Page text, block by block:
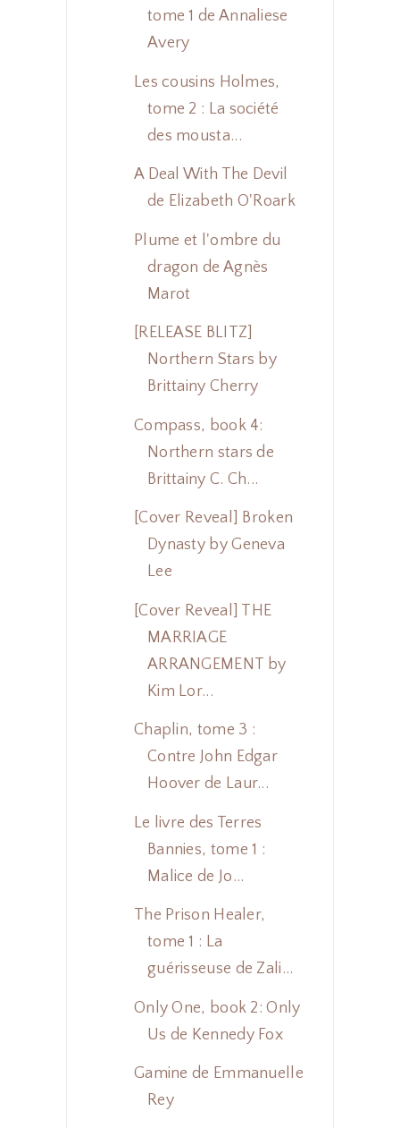
tome 1 de Annaliese
Avery
Les cousins Holmes,
tome 2 : La société
des mousta...
A Deal With The Devil
de Elizabeth O'Roark
Plume et l'ombre du
dragon de Agnès
Marot
[RELEASE BLITZ]
Northern Stars by
Brittainy Cherry
Compass, book 4:
Northern stars de
Brittainy C. Ch...
[Cover Reveal] Broken
Dynasty by Geneva
Lee
[Cover Reveal] THE
MARRIAGE
ARRANGEMENT by
Kim Lor...
Chaplin, tome 3 :
Contre John Edgar
Hoover de Laur...
Le livre des Terres
Bannies, tome 1 :
Malice de Jo...
The Prison Healer,
tome 1 : La
guérisseuse de Zali...
Only One, book 2: Only
Us de Kennedy Fox
Gamine de Emmanuelle
Rey